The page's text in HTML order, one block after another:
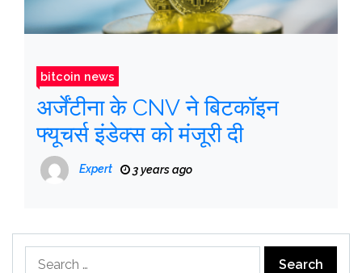
bitcoin news
अर्जेंटीना के CNV ने बिटकॉइन
फ्यूचर्स इंडेक्स को मंजूरी दी
Expert 3 years ago